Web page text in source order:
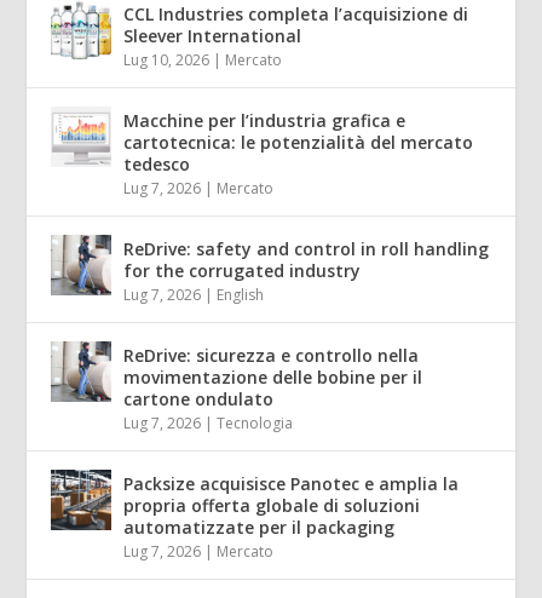
CCL Industries completa l’acquisizione di
Sleever International
Lug 10, 2026 | Mercato
Macchine per l’industria grafica e
cartotecnica: le potenzialità del mercato
tedesco
Lug 7, 2026 | Mercato
ReDrive: safety and control in roll handling
for the corrugated industry
Lug 7, 2026 | English
ReDrive: sicurezza e controllo nella
movimentazione delle bobine per il
cartone ondulato
Lug 7, 2026 |Tecnologia
Packsize acquisisce Panotec e amplia la
propria offerta globale di soluzioni
automatizzate per il packaging
Lug 7, 2026 | Mercato